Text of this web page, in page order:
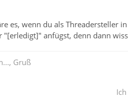
es, wenn du als Threadersteller
"[erledigt]" anfügst, denn dann
Gruß